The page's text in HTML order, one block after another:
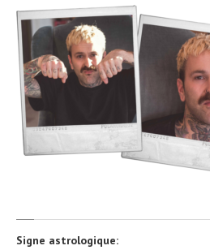
Signe astrologique: